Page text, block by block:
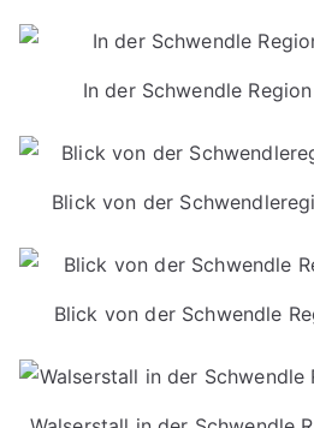
In der Schwendle
Blick von der
Blick von der Schwendle